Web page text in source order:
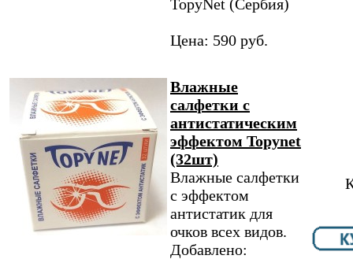
TopyNet​ (Сербия)
Цена: 590 руб.
Влажные
салфетки с
антистатическим
эффектом Topynet
(32шт)
Влажные салфетки
с эффектом
антистатик для
очков всех видов.
Добавлено: